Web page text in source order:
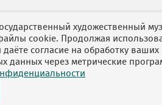
художественный
cookie. Продолжая
согласие на обработку ваших
данных через метрические